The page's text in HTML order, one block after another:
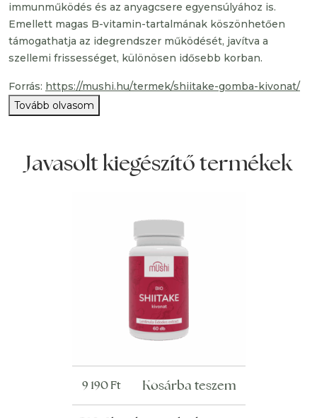
immunműködés és az anyagcsere egyensúlyához is.
Emellett magas B-vitamin-tartalmának köszönhetően
támogathatja az idegrendszer működését, javítva a
szellemi frissességet, különösen idősebb korban.
Forrás: https://mushi.hu/termek/shiitake-gomba-kivonat/
Tovább olvasom
Javasolt kiegészítő termékek
9 190Ft Kosárba teszem